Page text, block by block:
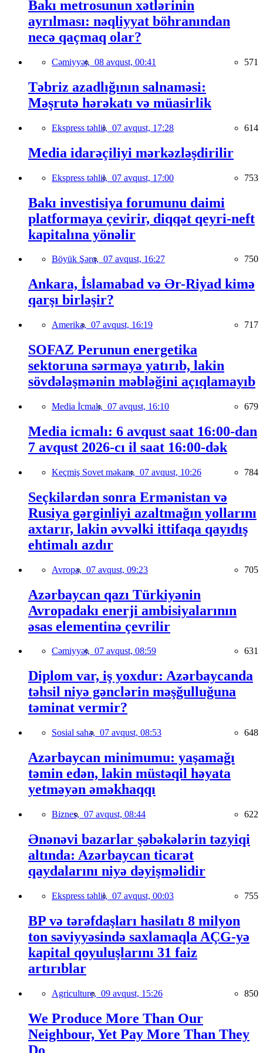
Bakı metrosunun xətlərinin
ayrılması: nəqliyyat böhranından
necə qaçmaq olar?
Cəmiyyət, 08 avqust, 00:41 571
Təbriz azadlığının salnaməsi:
Məşrutə hərəkatı və müasirlik
Ekspress təhlil, 07 avqust, 17:28 614
Media idarəçiliyi mərkəzləşdirilir
Ekspress təhlil, 07 avqust, 17:00 753
Bakı investisiya forumunu daimi
platformaya çevirir, diqqət qeyri-neft
kapitalına yönəlir
Böyük Şərq, 07 avqust, 16:27 750
Ankara, İslamabad və Ər-Riyad kimə
qarşı birləşir?
Amerika, 07 avqust, 16:19 717
SOFAZ Perunun energetika
sektoruna sərmayə yatırıb, lakin
sövdələşmənin məbləğini açıqlamayıb
Media İcmalı, 07 avqust, 16:10 679
Media icmalı: 6 avqust saat 16:00-dan
7 avqust 2026-cı il saat 16:00-dək
Keçmiş Sovet məkanı, 07 avqust, 10:26 784
Seçkilərdən sonra Ermənistan və
Rusiya gərginliyi azaltmağın yollarını
axtarır, lakin əvvəlki ittifaqa qayıdış
ehtimalı azdır
Avropa, 07 avqust, 09:23 705
Azərbaycan qazı Türkiyənin
Avropadakı enerji ambisiyalarının
əsas elementinə çevrilir
Cəmiyyət, 07 avqust, 08:59 631
Diplom var, iş yoxdur: Azərbaycanda
təhsil niyə gənclərin məşğulluğuna
təminat vermir?
Sosial sahə, 07 avqust, 08:53 648
Azərbaycan minimumu: yaşamağı
təmin edən, lakin müstəqil həyata
yetməyən əməkhaqqı
Biznes, 07 avqust, 08:44 622
Ənənəvi bazarlar şəbəkələrin təzyiqi
altında: Azərbaycan ticarət
qaydalarını niyə dəyişməlidir
Ekspress təhlil, 07 avqust, 00:03 755
BP və tərəfdaşları hasilatı 8 milyon
ton səviyyəsində saxlamaqla AÇG-yə
kapital qoyuluşlarını 31 faiz
artırıblar
Agriculture, 09 avqust, 15:26 850
We Produce More Than Our
Neighbour, Yet Pay More Than They
Do